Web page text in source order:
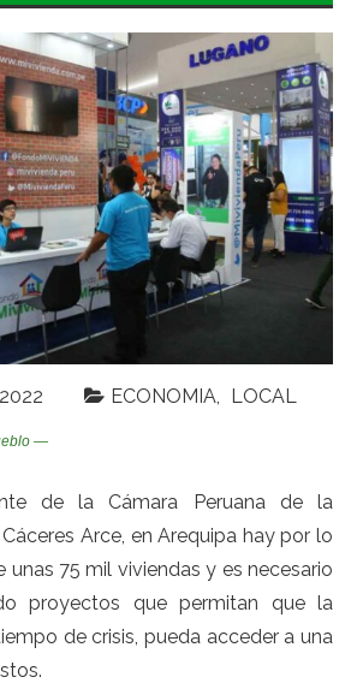
ECONOMIA LOCAL
—
de la Cámara Peruana de la
Arce, en Arequipa hay por lo
unas 75 mil viviendas y es necesario
proyectos que permitan que la
de crisis, pueda acceder a una